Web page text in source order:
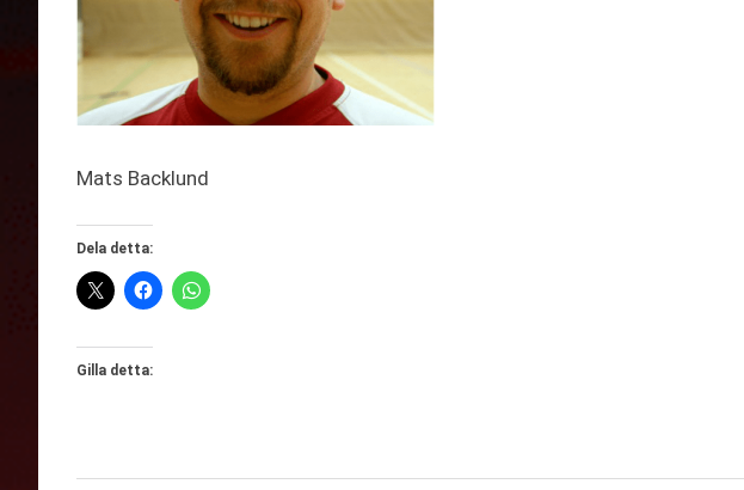
Mats Backlund
Dela detta:
Gilla detta: